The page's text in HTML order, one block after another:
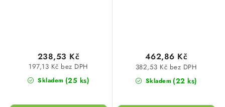
Skladem (25 ks)
197,13 Kč bez DPH
238,53 Kč
Skladem (22 ks)
382,53 Kč bez DPH
462,86 Kč